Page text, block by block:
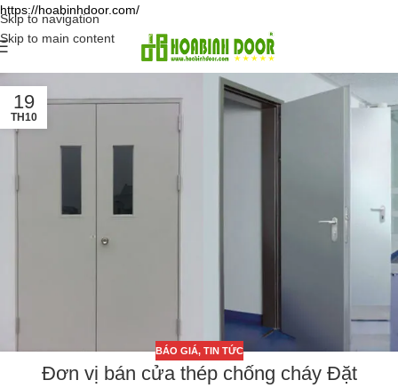
https://hoabinhdoor.com/
Skip to navigation
Skip to main content
19
TH10
BÁO GIÁ, TIN TỨC
Đơn vị bán cửa thép chống cháy Đặt